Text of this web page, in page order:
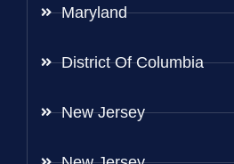
Maryland
District Of Columbia
New Jersey